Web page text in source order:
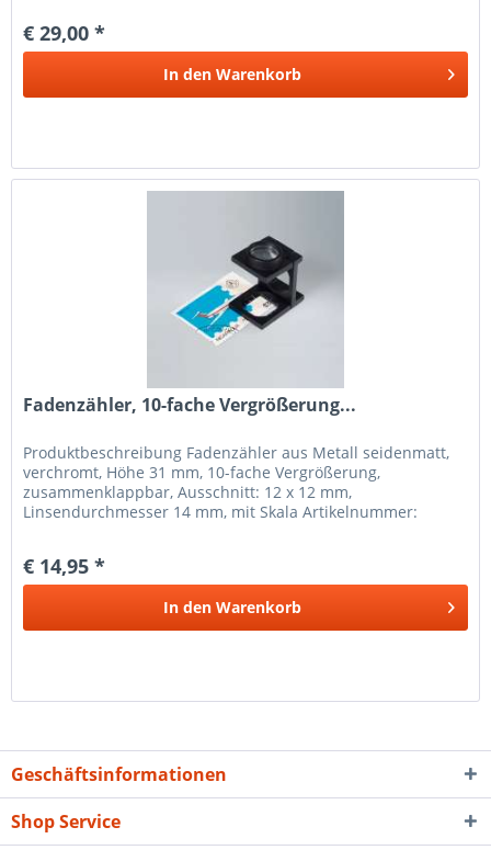
€ 29,00 *
In den Warenkorb
Fadenzähler, 10-fache Vergrößerung...
Produkt­beschreibung Fadenzähler aus Metall seidenmatt,
verchromt, Höhe 31 mm, 10-fache Vergrößerung,
zusammenklappbar, Ausschnitt: 12 x 12 mm,
Linsendurchmesser 14 mm, mit Skala Artikelnummer:
€ 14,95 *
In den Warenkorb
Geschäftsinformationen
Shop Service